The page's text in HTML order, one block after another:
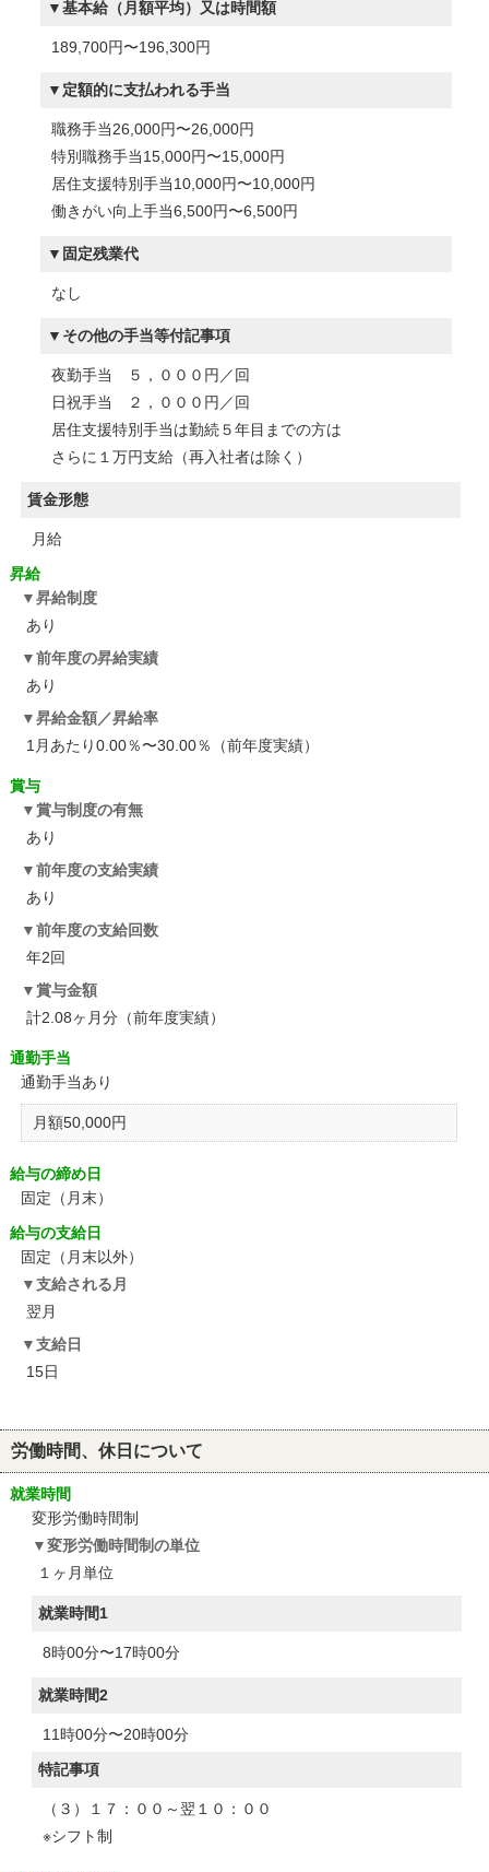
基本給（月額平均）又は時間額
189,700円〜196,300円
定額的に支払われる手当
職務手当26,000円〜26,000円
特別職務手当15,000円〜15,000円
居住支援特別手当10,000円〜10,000円
働きがい向上手当6,500円〜6,500円
固定残業代
なし
その他の手当等付記事項
夜勤手当 ５，０００円／回
日祝手当 ２，０００円／回
居住支援特別手当は勤続５年目までの方は
さらに１万円支給（再入社者は除く）
賃金形態
月給
昇給
昇給制度
あり
前年度の昇給実績
あり
昇給金額／昇給率
1月あたり0.00％〜30.00％（前年度実績）
賞与
賞与制度の有無
あり
前年度の支給実績
あり
前年度の支給回数
年2回
賞与金額
計2.08ヶ月分（前年度実績）
通勤手当
通勤手当あり
月額50,000円
給与の締め日
固定（月末）
給与の支給日
固定（月末以外）
支給される月
翌月
支給日
15日
労働時間、休日について
就業時間
変形労働時間制
変形労働時間制の単位
１ヶ月単位
就業時間1
8時00分〜17時00分
就業時間2
11時00分〜20時00分
特記事項
（３）１７：００～翌１０：００
※シフト制